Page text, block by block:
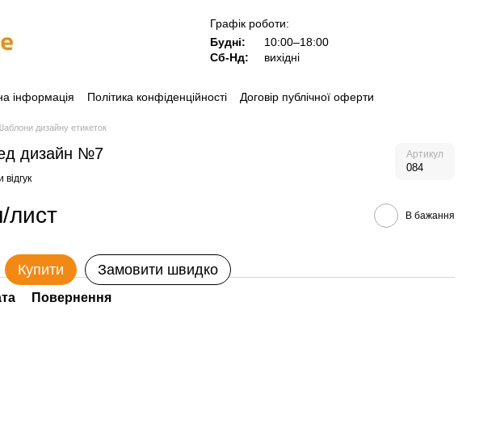
Графік роботи:
Будні:
10:00–18:00
Сб-Нд:
вихідні
інформація Політика конфіденційності Договір публічної оферти
дизайну етикеток
дизайн №7 Артикул
084
лист В бажання
Купити Замовити швидко
Повернення